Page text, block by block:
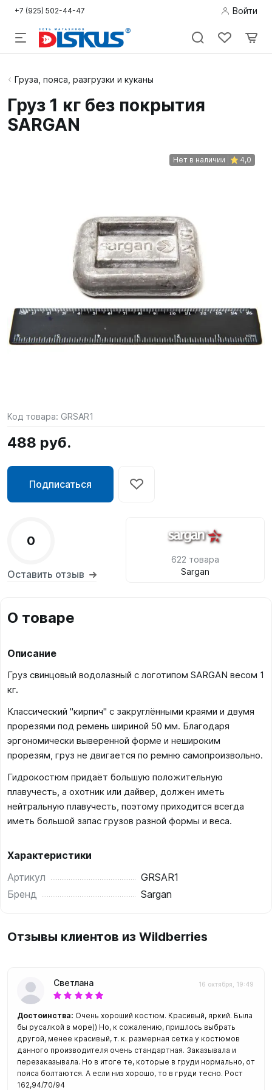
+7 (925) 502-44-47 Войти
Подводная
Дайвинг
Карты
Акции
Груза, пояса, разгрузки и куканы
Груз 1 кг без покрытия
SARGAN
Нет в наличии 4,0
Код товара: GRSAR1
488 руб.
Подписаться
0
Оставить отзыв
622 товара
Sargan
О товаре
Описание
Груз свинцовый водолазный с логотипом SARGAN весом 1
кг.
Классический "кирпич" с закруглёнными краями и двумя
прорезями под ремень шириной 50 мм. Благодаря
эргономически выверенной форме и нешироким
прорезям, груз не двигается по ремню самопроизвольно.
Гидрокостюм придаёт большую положительную
плавучесть, а охотник или дайвер, должен иметь
нейтральную плавучесть, поэтому приходится всегда
иметь большой запас грузов разной формы и веса.
Характеристики
Артикул
GRSAR1
Бренд
Sargan
Отзывы клиентов из Wildberries
Светлана 16 октября, 19:49
Достоинства: Очень хороший костюм. Красивый, яркий. Была
бы русалкой в море)) Но, к сожалению, пришлось выбрать
другой, менее красивый, т. к. размерная сетка у костюмов
данного производителя очень стандартная. Заказывала и
перезаказывала. Но в итоге те, которые в груди нормально, от
пояса болтаются. А если низ хорошо, то в груди тесно. Рост
162,94/70/94